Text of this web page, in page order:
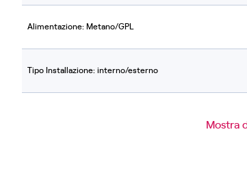
Alimentazione: Metano/GPL
Tipo Installazione: interno/esterno
Mostra